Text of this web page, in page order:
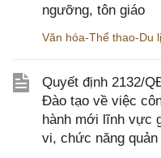
ngưỡng, tôn giáo
Văn hóa-Thể thao-Du
Quyết định 2132/
Đào tạo về việc
hành mới lĩnh vực
vi, chức năng